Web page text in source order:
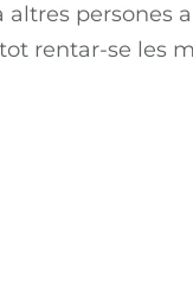
persones
rentar-se les